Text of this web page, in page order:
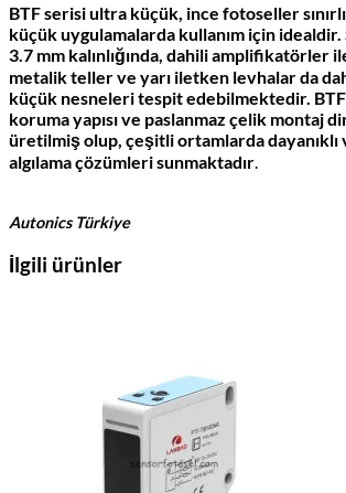
BTF serisi ultra küçük, ince fotoseller
küçük uygulamalarda kullanım için
3.7 mm kalınlığında, dahili amplifikatörler
metalik teller ve yarı iletken levhalar da
küçük nesneleri tespit edebilmektedir. BTF
koruma yapısı ve paslanmaz çelik montaj
üretilmiş olup, çeşitli ortamlarda dayanıklı
algılama çözümleri sunmaktadır.
Autonics Türkiye
İlgili ürünler